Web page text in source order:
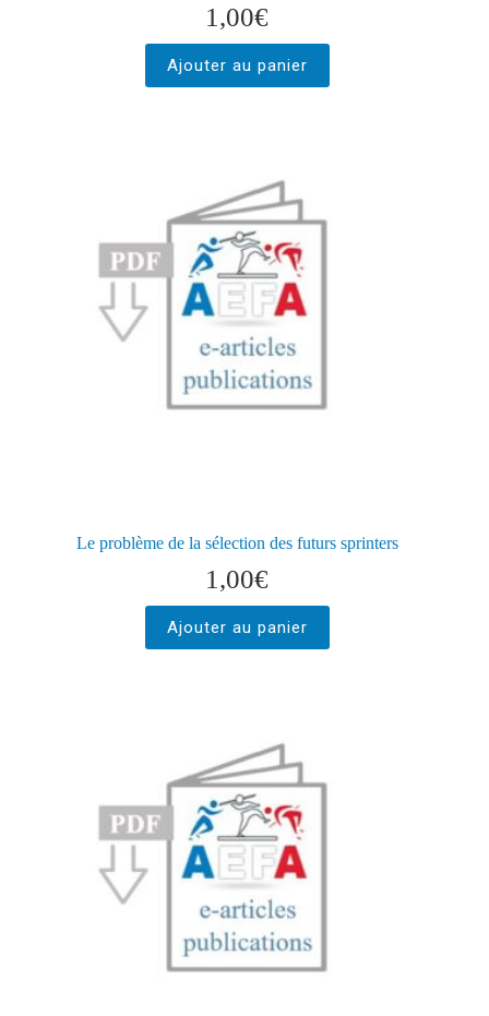
1,00€
Ajouter au panier
Le problème de la sélection des futurs sprinters
1,00€
Ajouter au panier